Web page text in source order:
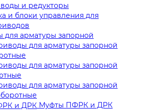
и редукторы
и блоки управления для
для арматуры запорной
для арматуры запорной
для арматуры запорной
для арматуры запорной
Муфты ПФРК и ДРК